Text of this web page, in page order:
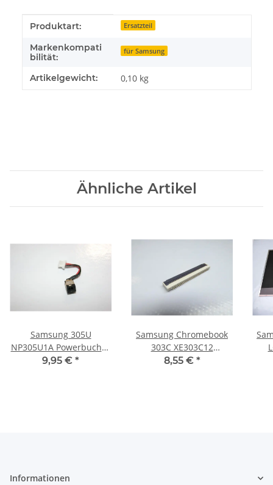
Produkteigenschaft
Wert
Produktart: Ersatzteil
Markenkompati
bilität:
für Samsung
Artikelgewicht: 0,10 kg
Ähnliche Artikel
Samsung 305U
NP305U1A Powerbuchse
Strombuchse mit Kabel
9,95 € *
Samsung Chromebook
303C XE303C12
Tastaturanschluss vom
8,55 € *
Informationen